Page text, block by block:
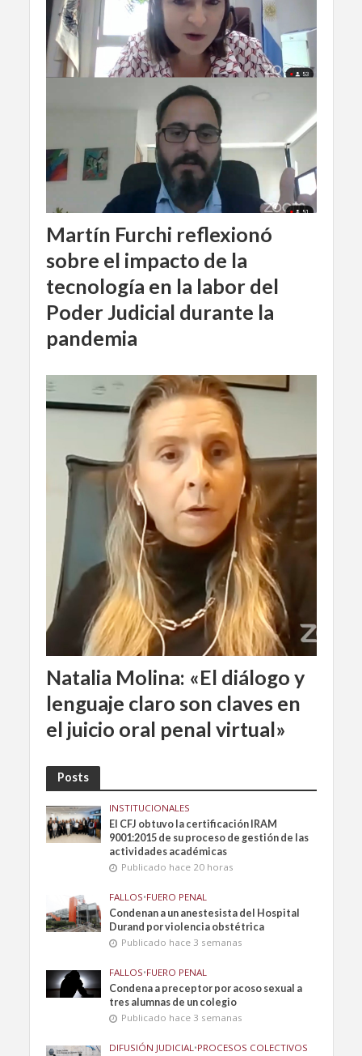
Martín Furchi reflexionó
sobre el impacto de la
tecnología en la labor del
Poder Judicial durante la
pandemia
Natalia Molina: «El diálogo y
lenguaje claro son claves en
el juicio oral penal virtual»
Posts
INSTITUCIONALES
El CFJ obtuvo la certificación IRAM
9001:2015 de su proceso de gestión de las
actividades académicas
Publicado hace 20 horas
FALLOS•FUERO PENAL
Condenan a un anestesista del Hospital
Durand por violencia obstétrica
Publicado hace 3 semanas
FALLOS•FUERO PENAL
Condena a preceptor por acoso sexual a
tres alumnas de un colegio
Publicado hace 3 semanas
DIFUSIÓN JUDICIAL •PROCESOS COLECTIVOS